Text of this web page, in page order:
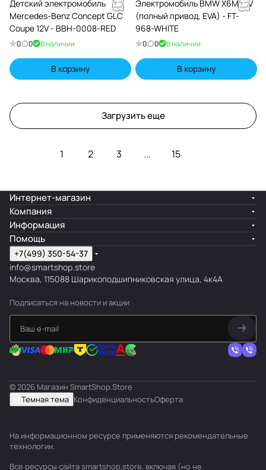
Детский электромобиль
Mercedes-Benz Concept GLC
Coupe 12V - BBH-0008-RED
0 0 В наличии
В корзину
Электромобиль BMW X6M 12V
(полный привод, EVA) - FT-
968-WHITE
0 0 В наличии
В корзину
Загрузить еще
1 2 3 ... 15
Интернет-магазин
Компания
Информация
Помощь
+7(499) 350-54-37
info@smartshop.store
Москва, 115088 Шарикоподшипниковская улица, 4к4А
Подписаться на новости и акции
© 2026 Магазин SmartShop.Store
Темная тема КонфиденциальностьОферта
На информационном ресурсе применяются рекомендательные
технологии.
Все ресурсы сайта smartshop.store, включая (но не